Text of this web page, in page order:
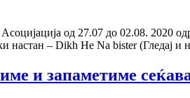
од 27.07 до 02.08. 2020
– Dikh He Na bister (Гледај и
и запаметиме